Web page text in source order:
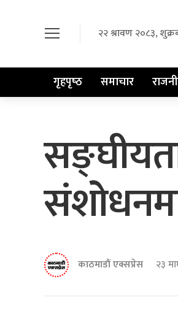
२२ श्रावण २०८३,
गृहपृष्‍ठ समाचार
काठमाडौं एक्सप्रेस २३